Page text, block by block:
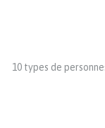
10 types de